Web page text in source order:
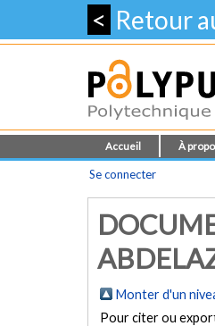
< Retour
Accueil À
Se connecter
Monter d'un
Pour citer ou